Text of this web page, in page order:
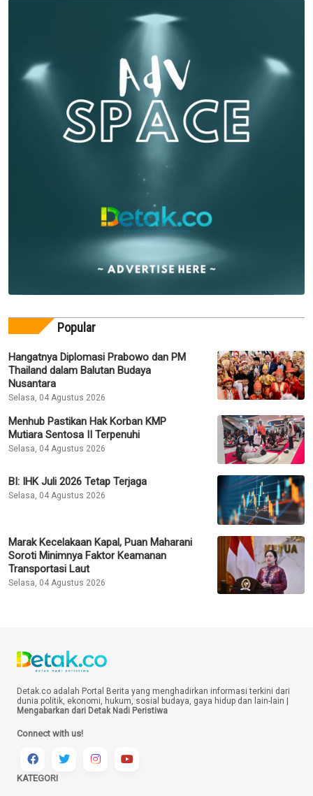
Popular
Hangatnya Diplomasi Prabowo dan PM
Thailand dalam Balutan Budaya
Nusantara
Selasa, 04 Agustus 2026
Menhub Pastikan Hak Korban KMP
Mutiara Sentosa II Terpenuhi
Selasa, 04 Agustus 2026
BI: IHK Juli 2026 Tetap Terjaga
Selasa, 04 Agustus 2026
Marak Kecelakaan Kapal, Puan Maharani
Soroti Minimnya Faktor Keamanan
Transportasi Laut
Selasa, 04 Agustus 2026
Detak.co adalah Portal Berita yang menghadirkan informasi terkini dari
dunia politik, ekonomi, hukum, sosial budaya, gaya hidup dan lain-lain |
Mengabarkan dari Detak Nadi Peristiwa
Connect with us!
KATEGORI